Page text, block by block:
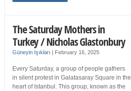
The Saturday Mothers in
Turkey / Nicholas Glastonbury
Güneyin Işıkları | February 16, 2025
Every Saturday, a group of people gathers
in silent protest in Galatasaray Square in the
heart of Istanbul. This group, known as the